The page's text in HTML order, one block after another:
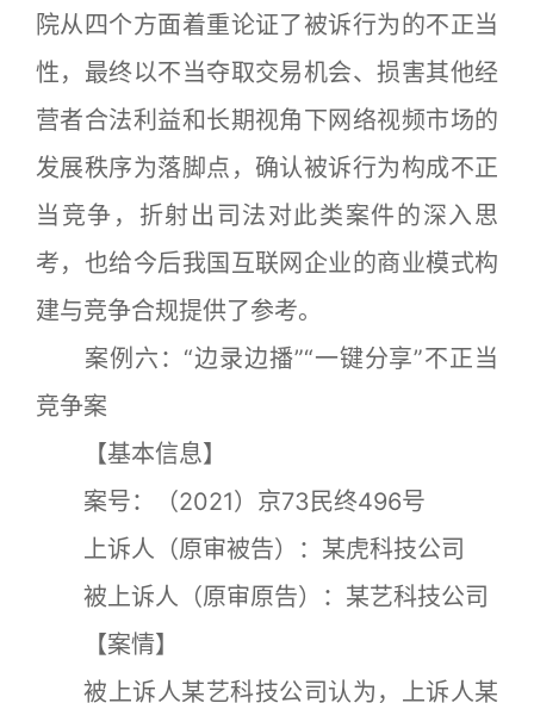
院从四个方面着重论证了被诉行为的不正当
性，最终以不当夺取交易机会、损害其他经
营者合法利益和长期视角下网络视频市场的
发展秩序为落脚点，确认被诉行为构成不正
当竞争，折射出司法对此类案件的深入思
考，也给今后我国互联网企业的商业模式构
建与竞争合规提供了参考。
案例六：“边录边播”“一键分享”不正当
竞争案
【基本信息】
案号：（2021）京73民终496号
上诉人（原审被告）：某虎科技公司
被上诉人（原审原告）：某艺科技公司
【案情】
被上诉人某艺科技公司认为，上诉人某